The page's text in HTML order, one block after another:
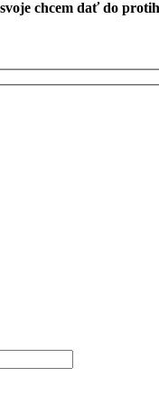
chcem dať do